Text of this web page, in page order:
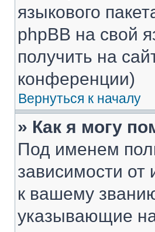
языкового
phpBB на свой
получить на
конференции)
Вернуться к началу
» Как я могу
Под именем
зависимости от
к вашему
указывающие